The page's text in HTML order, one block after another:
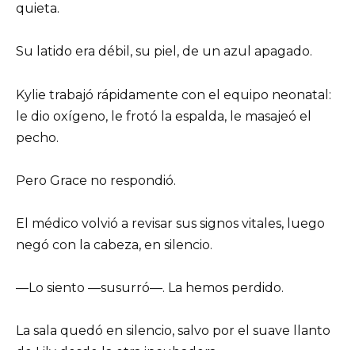
quieta.
Su latido era débil, su piel, de un azul apagado.
Kylie trabajó rápidamente con el equipo neonatal:
le dio oxígeno, le frotó la espalda, le masajeó el
pecho.
Pero Grace no respondió.
El médico volvió a revisar sus signos vitales, luego
negó con la cabeza, en silencio.
—Lo siento —susurró—. La hemos perdido.
La sala quedó en silencio, salvo por el suave llanto